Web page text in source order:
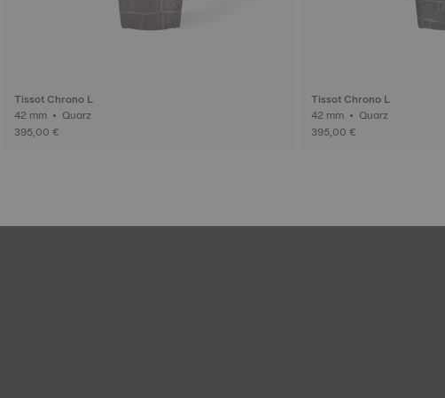
Tissot Chrono L
42 mm • Quarz
395,00 €
Tissot Chrono L
42 mm • Quarz
395,00 €